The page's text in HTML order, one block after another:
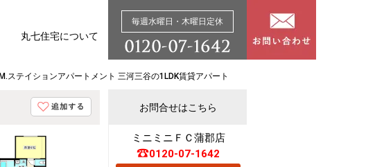
丸七住宅について
毎週水曜日・木曜日定休
ステイションアパートメント 三河三谷の1LDK賃貸アパート
お問合せはこちら
ミニミニＦＣ蒲郡店
0120-07-1642